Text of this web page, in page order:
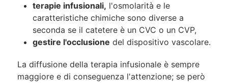
terapie infusionali, l'osmolarità e le
caratteristiche chimiche sono diverse a
seconda se il catetere è un CVC o un CVP,
gestire l'occlusione del dispositivo vascolare.
La diffusione della terapia infusionale è sempre
maggiore e di conseguenza l'attenzione; se però